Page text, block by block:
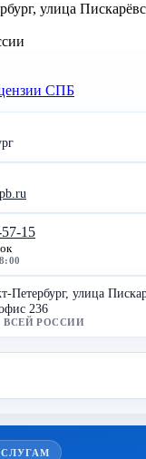
улица
15
Петербург, улица
236
ВСЕЙ РОССИИ